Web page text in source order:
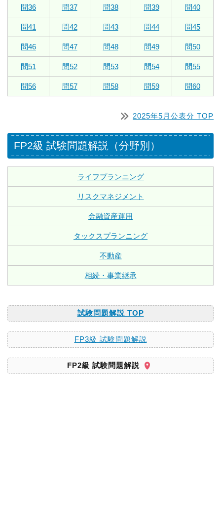
問36 問37 問38 問39 問40
問41 問42 問43 問44 問45
問46 問47 問48 問49 問50
問51 問52 問53 問54 問55
問56 問57 問58 問59 問60
2025年5月公表分 TOP
FP2級 試験問題解説（分野別）
ライフプランニング
リスクマネジメント
金融資産運用
タックスプランニング
不動産
相続・事業継承
試験問題解説 TOP
FP3級 試験問題解説
FP2級 試験問題解説